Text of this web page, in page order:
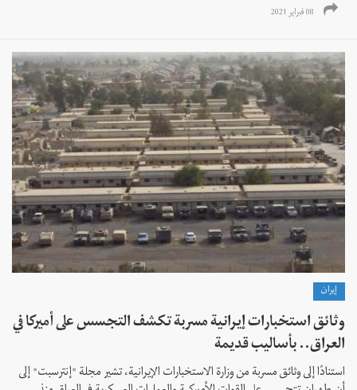
08 فبراير 2021
إيران
وثائق استخبارات إيرانية مسربة تكشف التجسس على أميركا في
العراق.. بأساليب قديمة
استنادًا إلى وثائق مسربة من وزارة الاستخبارات الإيرانية، تشير مجلة "إنترسبت" إلى